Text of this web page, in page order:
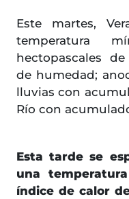
Este martes,
temperatura
hectopascales
de humedad;
lluvias con
Río con
Esta tarde se
una
índice de calor